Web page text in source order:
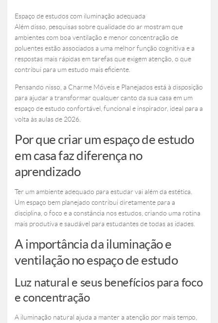
Espaço de estudos com iluminação adequada
Além disso, pesquisas sobre qualidade do ar mostram que
ambientes com boa ventilação e menor concentração de
poluentes estão associados a uma melhor função cognitiva e a
respostas mais rápidas em tarefas que exigem atenção, o que
contribui para um estudo mais eficiente.
Pensando nisso, a Charme Móveis e Planejados está à disposição
para ajudar a transformar qualquer canto da sua casa em um
espaço de estudo confortável, funcional e inspirador, ideal para a
volta às aulas de 2026.
Por que criar um espaço de estudo
em casa faz diferença no
aprendizado
Ter um ambiente adequado para estudar vai além da estética.
Um espaço bem planejado contribui diretamente para a
disciplina, o foco e a constância nos estudos, criando uma rotina
mais produtiva e saudável para estudantes de todas as idades.
A importância da iluminação e
ventilação no espaço de estudo
Luz natural e seus benefícios para foco
e concentração
A iluminação natural ajuda a manter a atenção por mais tempo,